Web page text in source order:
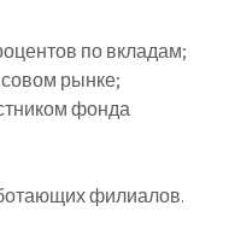
по вкладам;
рынке;
фонда
филиалов.